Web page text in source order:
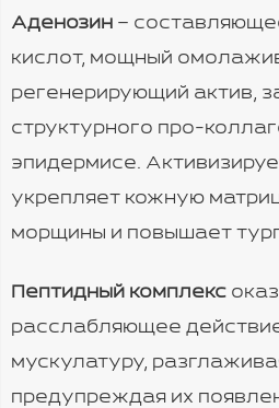
Аденозин –
кислот, мощный
регенерирующий актив,
структурного про-
эпидермисе.
укрепляет кожную
морщины и повышает
Пептидный комплекс
расслабляющее
мускулатуру,
предупреждая их